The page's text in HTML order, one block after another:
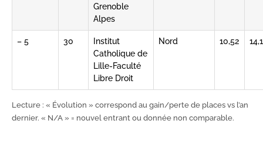
Grenoble
Alpes
– 5 30
Institut
Catholique de
Lille-Faculté
Libre Droit
Nord 10,52 14,1
Lecture : « Évolution » correspond au gain/perte de places vs l’an
dernier. « N/A » = nouvel entrant ou donnée non comparable.